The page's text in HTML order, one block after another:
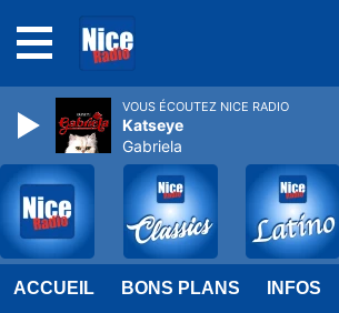
ACCUEIL BONS PLANS INFOS
VOUS ÉCOUTEZ NICE RADIO
Katseye
Gabriela